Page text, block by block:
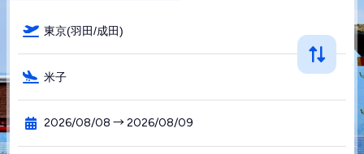
東京(羽田/成田)
米子
2026/08/08 → 2026/08/09